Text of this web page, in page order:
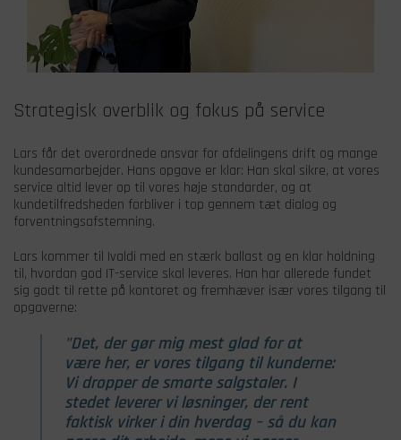
Strategisk overblik og fokus på service
Lars får det overordnede ansvar for afdelingens drift og mange
kundesamarbejder. Hans opgave er klar: Han skal sikre, at vores
service altid lever op til vores høje standarder, og at
kundetilfredsheden forbliver i top gennem tæt dialog og
forventningsafstemning.
Lars kommer til Ivaldi med en stærk ballast og en klar holdning
til, hvordan god IT-service skal leveres. Han har allerede fundet
sig godt til rette på kontoret og fremhæver især vores tilgang til
opgaverne:
"Det, der gør mig mest glad for at
være her, er vores tilgang til kunderne:
Vi dropper de smarte salgstaler. I
stedet leverer vi løsninger, der rent
faktisk virker i din hverdag – så du kan